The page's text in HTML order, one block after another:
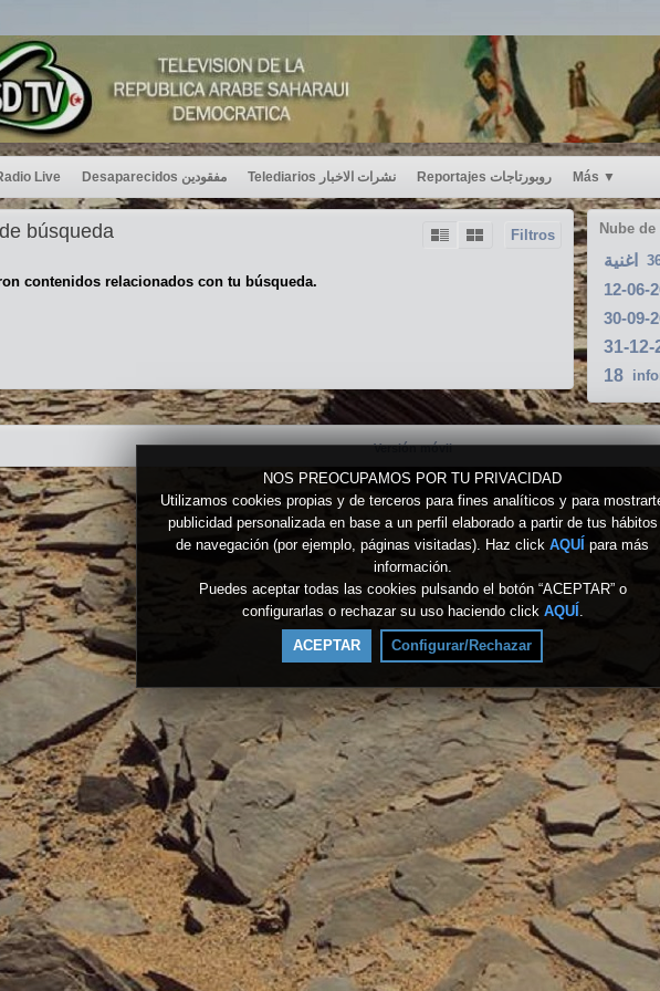
NOS PREOCUPAMOS POR TU PRIVACIDAD
Utilizamos cookies propias y de terceros para fines analíticos y para
publicidad personalizada en base a un perfil elaborado a partir de tus hábitos
de navegación (por ejemplo, páginas visitadas). Haz click AQUÍ para más
información.
Puedes aceptar todas las cookies pulsando el botón “ACEPTAR” o
configurarlas o rechazar su uso haciendo click AQUÍ .
ACEPTAR Configurar/Rechazar
Live Desaparecidos مفقودين Telediarios نشرات الاخبار Reportajes روبورتاجات Más ▼
Nube de
اغنية
18
Filtros
búsqueda
contenidos relacionados con tu búsqueda.
Versión móvil